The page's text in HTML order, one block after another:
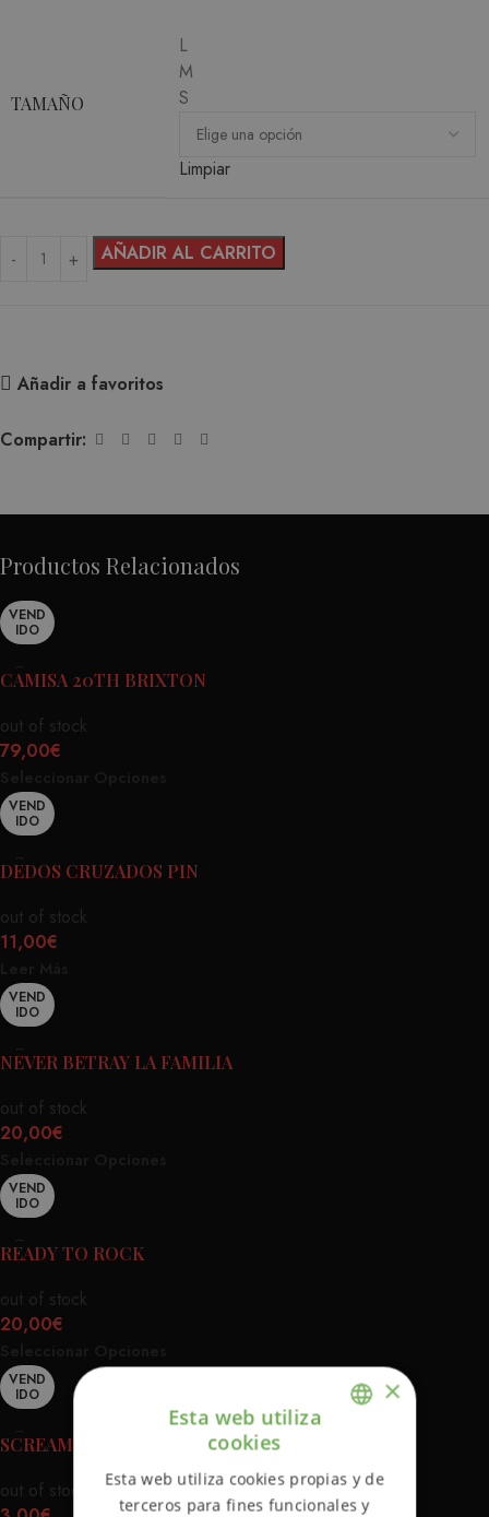
TAMAÑO
L
M
S
Limpiar
AÑADIR AL CARRITO
Añadir a favoritos
Compartir:
Productos Relacionados
VEND
IDO
CAMISA 20TH BRIXTON
out of stock
79,00€
VEND
IDO
DEDOS CRUZADOS PIN
out of stock
11,00€
VEND
IDO
NEVER BETRAY LA FAMILIA
out of stock
20,00€
VEND
IDO
READY TO ROCK
out of stock
20,00€
VEND
IDO
SCREAMING HAND STICKER
out of stock
SPANISH
×
Esta web utiliza
cookies
Esta web utiliza cookies propias y de
terceros para fines funcionales y